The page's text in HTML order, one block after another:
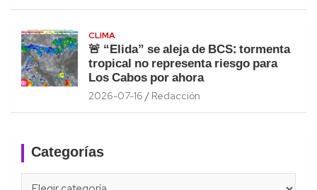
CLIMA
🚨 “Elida” se aleja de BCS: tormenta
tropical no representa riesgo para
Los Cabos por ahora
2026-07-16 Redacción
Categorías